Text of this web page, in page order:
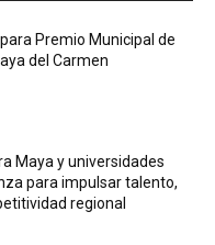
Premio Municipal de
del Carmen
Maya y universidades
para impulsar talento,
regional